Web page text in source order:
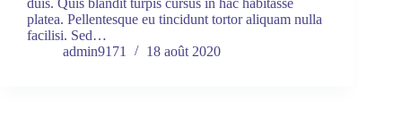
duis. Quis blandit turpis cursus in hac habitasse
platea. Pellentesque eu tincidunt tortor aliquam nulla
facilisi. Sed…
admin9171
18 août 2020